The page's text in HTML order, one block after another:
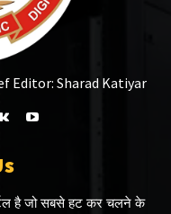
Editor: Sharad Katiyar
है जो सबसे हट कर चलने के